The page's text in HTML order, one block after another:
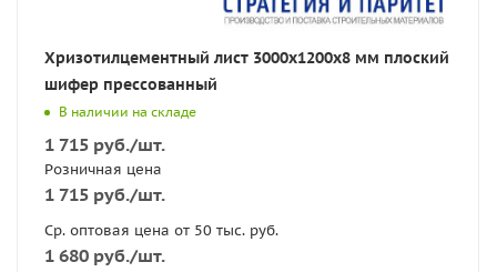
Хризотилцементный лист 3000х1200х8 мм плоский
шифер прессованный
В наличии на складе
1 715 руб./шт.
Розничная цена
1 715 руб./шт.
Ср. оптовая цена от 50 тыс. руб.
1 680 руб./шт.